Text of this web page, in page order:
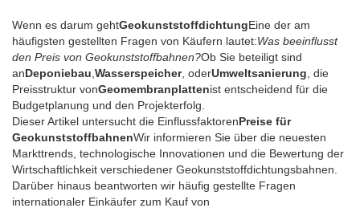
Wenn es darum gehtGeokunststoffdichtungEine der am
häufigsten gestellten Fragen von Käufern lautet:Was beeinflusst
den Preis von Geokunststoffbahnen?Ob Sie beteiligt sind
anDeponiebau Wasserspeicher, oderUmweltsanierung , die
Preisstruktur vonGeomembranplattenist entscheidend für die
Budgetplanung und den Projekterfolg.
Dieser Artikel untersucht die EinflussfaktorenPreise für
GeokunststoffbahnenWir informieren Sie über die neuesten
Markttrends, technologische Innovationen und die Bewertung der
Wirtschaftlichkeit verschiedener Geokunststoffdichtungsbahnen.
Darüber hinaus beantworten wir häufig gestellte Fragen
internationaler Einkäufer zum Kauf von